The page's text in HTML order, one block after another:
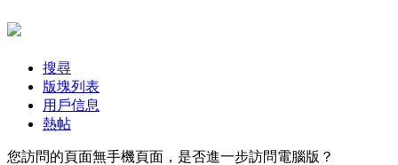
搜尋
版塊列表
用戶信息
熱帖
您訪問的頁面無手機頁面，是否進一步訪問電腦版？